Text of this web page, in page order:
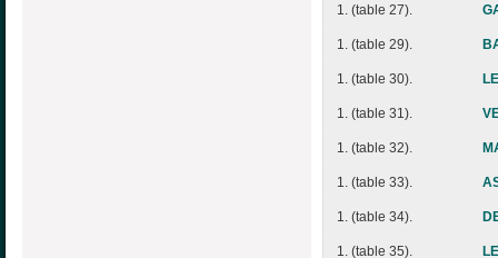
1. (table 27).
1. (table 29).
1. (table 30).
1. (table 31).
1. (table 32).
1. (table 33).
1. (table 34).
1. (table 35).